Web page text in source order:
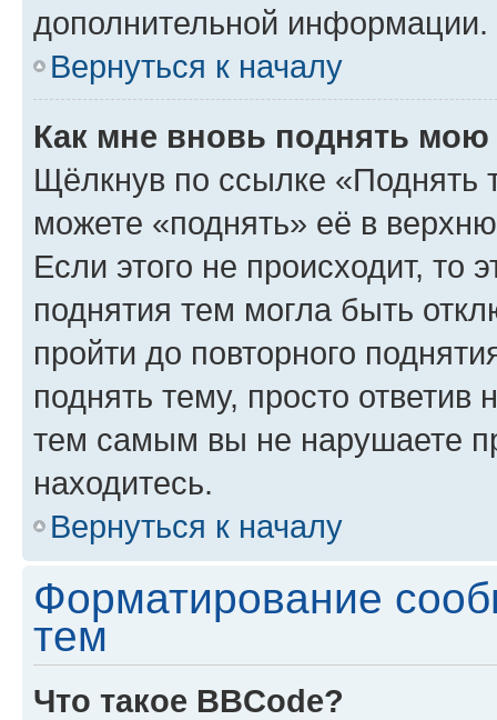
дополнительной информации.
Вернуться к началу
Как мне вновь поднять мою
Щёлкнув по ссылке «Поднять
можете «поднять» её в
Если этого не происходит, то
поднятия тем могла быть
пройти до повторного
поднять тему, просто ответив
тем самым вы не нарушаете
находитесь.
Вернуться к началу
Форматирование
тем
Что такое BBCode?